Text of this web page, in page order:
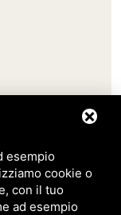
esempio
cookie o
con il tuo
ad esempio